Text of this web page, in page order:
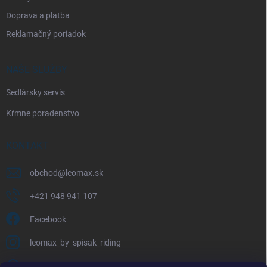
Doprava a platba
Reklamačný poriadok
NAŠE SLUŽBY
Sedlársky servis
Kŕmne poradenstvo
KONTAKT
obchod@ leomax.sk
+421 948 941 107
Facebook
leomax_by_spisak_riding